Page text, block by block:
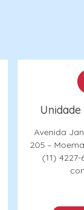
Avenida
205 – Moema
(11) 4227-